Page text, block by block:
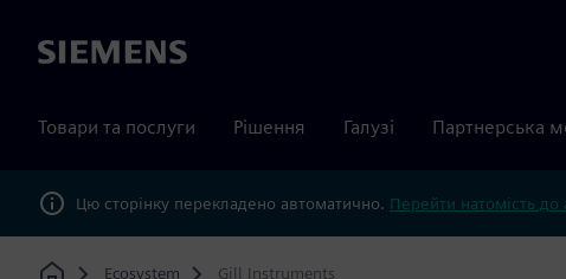
Siemens
Товари та послуги Рішення Галузі Партнерська
Цю сторінку перекладено автоматично. Перейти натомість до
Ecosystem Gill Instruments